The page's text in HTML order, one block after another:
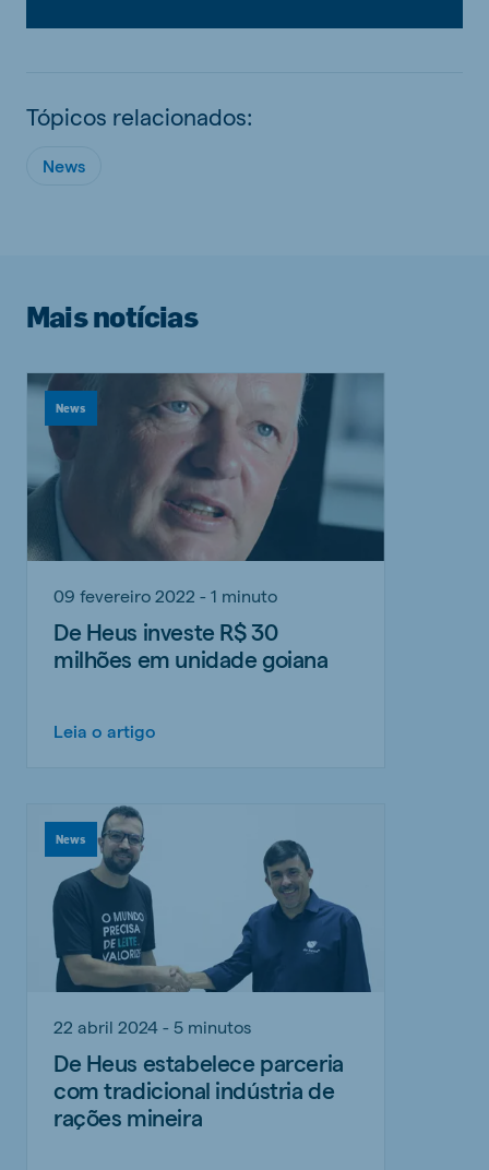
Tópicos relacionados:
News
Mais notícias
News
09 fevereiro 2022 - 1 minuto
De Heus investe R$ 30
milhões em unidade goiana
Leia o artigo
News
22 abril 2024 - 5 minutos
De Heus estabelece parceria
com tradicional indústria de
rações mineira